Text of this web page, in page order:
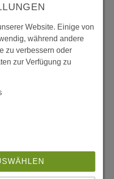
08:00 bis 18:00;
oder
Website. Einige von
während andere
zu verbessern oder
zur Verfügung zu